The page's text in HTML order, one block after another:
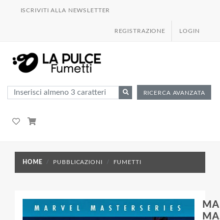
ISCRIVITI ALLA NEWSLETTER
REGISTRAZIONE LOGIN
RICERCA AVANZATA
HOME PUBBLICAZIONI FUMETTI